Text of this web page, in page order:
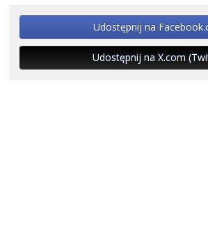
Udostępnij na
Udostępnij na X.com